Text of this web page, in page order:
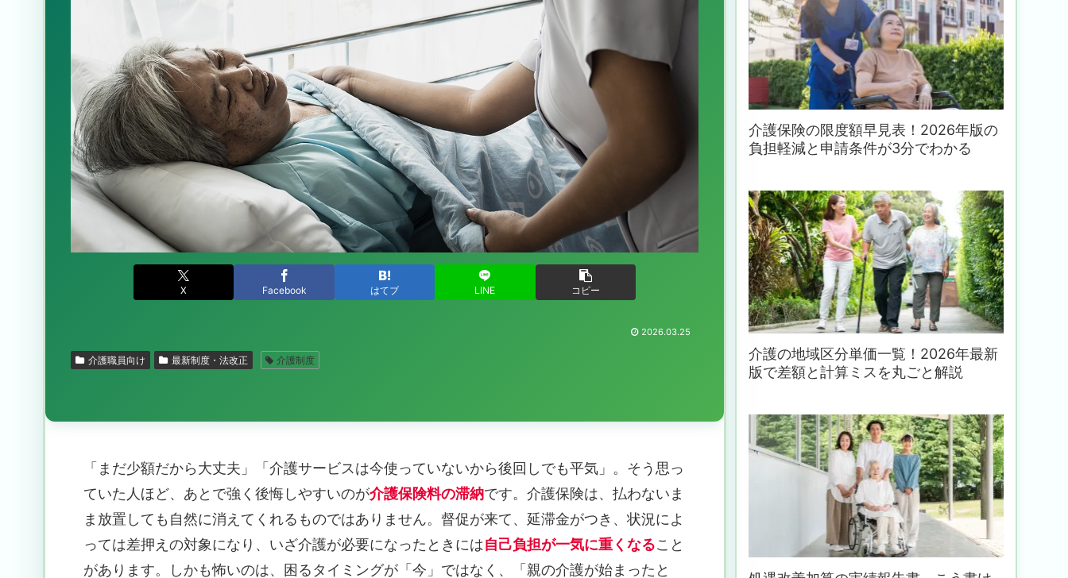
X Facebook はてブ LINE コピー
2026.03.25
介護職員向け 最新制度・法改正 介護制度
「まだ少額だから大丈夫」「介護サービスは今使っていないから後回しでも平気」。そう思っ
ていた人ほど、あとで強く後悔しやすいのが介護保険料の滞納です。介護保険は、払わないま
ま放置しても自然に消えてくれるものではありません。督促が来て、延滞金がつき、状況によ
っては差押えの対象になり、いざ介護が必要になったときには自己負担が一気に重くなること
があります。しかも怖いのは、困るタイミングが「今」ではなく、「親の介護が始まったと
介護保険の限度額早見表！2026年版の
負担軽減と申請条件が3分でわかる
介護の地域区分単価一覧！2026年最新
版で差額と計算ミスを丸ごと解説